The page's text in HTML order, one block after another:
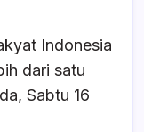
Indonesia
dari satu
Sabtu 16